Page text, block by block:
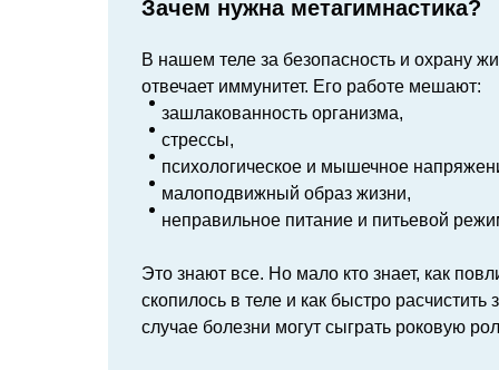
Зачем нужна метагимнастика?
В нашем теле за безопасность и охрану
отвечает иммунитет. Его работе мешают:
зашлакованность организма,
стрессы,
психологическое и мышечное
малоподвижный образ жизни,
неправильное питание и питьевой
Это знают все. Но мало кто знает, как
скопилось в теле и как быстро
случае болезни могут сыграть роковую